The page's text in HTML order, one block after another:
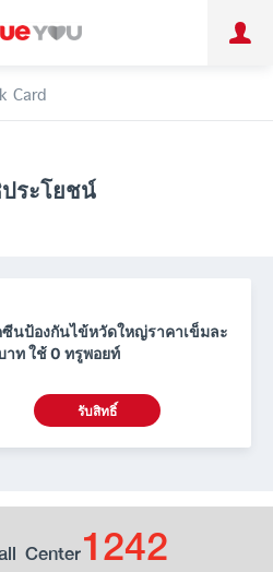
ลูกค้าองค์กร
ระโยชน์
นป้องกันไข้หวัดใหญ่ราคาเข็มละ
790 บาท ใช้ 0 ทรูพอยท์
รับสิทธิ์
Center1242